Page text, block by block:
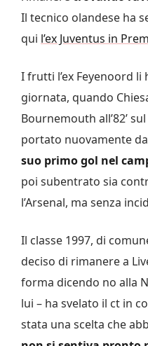
Il tecnico olandese ha
qui l’ex Juventus in
I frutti l’ex Feyenoord
giornata, quando
Bournemouth all’82’
portato nuovamente
suo primo gol nel
poi subentrato sia
l’Arsenal, ma senza
Il classe 1997, di
deciso di rimanere a
forma dicendo no alla
lui – ha svelato il ct in
stata una scelta che